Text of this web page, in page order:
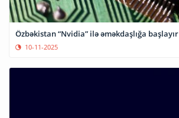
Özbəkistan “Nvidia” ilə əməkdaşlığa başlayır
10-11-2025